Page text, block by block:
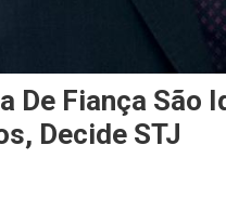
De Fiança São
Decide STJ